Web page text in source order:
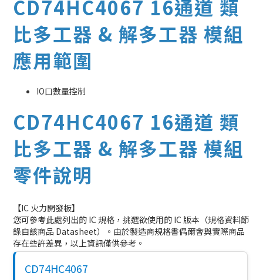
CD74HC4067 16通道 類
比多工器 & 解多工器 模組
應用範圍
IO口數量控制
CD74HC4067 16通道 類
比多工器 & 解多工器 模組
零件說明
【IC 火力開發板】
您可參考此處列出的 IC 規格，挑選欲使用的 IC 版本（規格資料節
錄自該商品 Datasheet）。由於製造商規格書偶爾會與實際商品
存在些許差異，以上資訊僅供參考。
CD74HC4067